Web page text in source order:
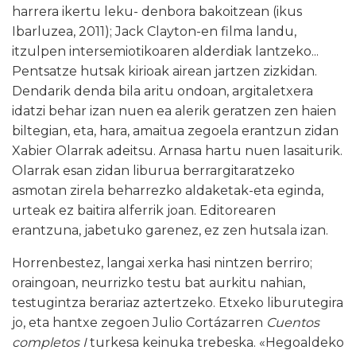
harrera ikertu leku- denbora bakoitzean (ikus
Ibarluzea, 2011); Jack Clayton-en filma landu,
itzulpen intersemiotikoaren alderdiak lantzeko...
Pentsatze hutsak kirioak airean jartzen zizkidan.
Dendarik denda bila aritu ondoan, argitaletxera
idatzi behar izan nuen ea alerik geratzen zen haien
biltegian, eta, hara, amaitua zegoela erantzun zidan
Xabier Olarrak adeitsu. Arnasa hartu nuen lasaiturik.
Olarrak esan zidan liburua berrargitaratzeko
asmotan zirela beharrezko aldaketak-eta eginda,
urteak ez baitira alferrik joan. Editorearen
erantzuna, jabetuko garenez, ez zen hutsala izan.
Horrenbestez, langai xerka hasi nintzen berriro;
oraingoan, neurrizko testu bat aurkitu nahian,
testugintza berariaz aztertzeko. Etxeko liburutegira
jo, eta hantxe zegoen Julio Cortázarren Cuentos
completos Iturkesa keinuka trebeska. «Hegoaldeko